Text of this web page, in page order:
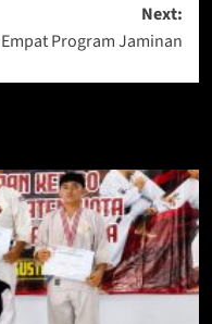
Next:
Program Jaminan